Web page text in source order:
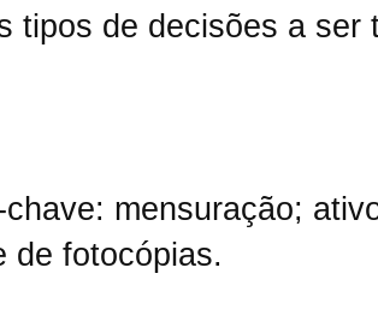
tipos de decisões a
mensuração;
de fotocópias.